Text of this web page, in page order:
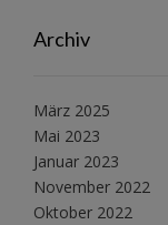
Archiv
März 2025
Mai 2023
Januar 2023
November 2022
Oktober 2022